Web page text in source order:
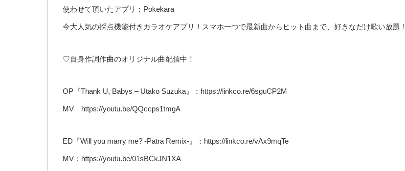
使わせて頂いたアプリ：Pokekara
今大人気の採点機能付きカラオケアプリ！スマホ一つで最新曲からヒット曲まで、好きなだけ歌い放題！
♡自身作詞作曲のオリジナル曲配信中！
OP『Thank U, Babys – Utako Suzuka』：https://linkco.re/6sguCP2M
MV https://youtu.be/QQccps1tmgA
ED『Will you marry me? -Patra Remix-』：https://linkco.re/vAx9mqTe
MV：https://youtu.be/01sBCkJN1XA